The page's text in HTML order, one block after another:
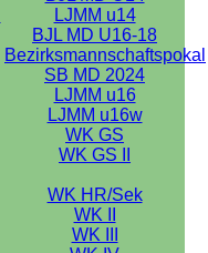
LJMM u14
BJL MD U16-18
Bezirksmannschaftspokal
SB MD 2024
LJMM u16
LJMM u16w
WK GS
WK GS II
WK HR/Sek
WK II
WK III